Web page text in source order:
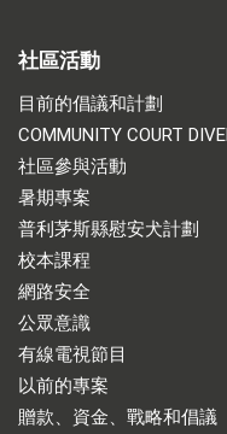
社區活動
目前的倡議和計劃
COMMUNITY COURT
社區參與活動
暑期專案
普利茅斯縣慰安犬計劃
校本課程
網路安全
公眾意識
有線電視節目
以前的專案
贈款、資金、戰略和倡議